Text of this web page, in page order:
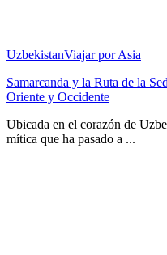
UzbekistanViajar por Asia
Samarcanda y la Ruta de la
Oriente y Occidente
Ubicada en el corazón de
mítica que ha pasado a ...